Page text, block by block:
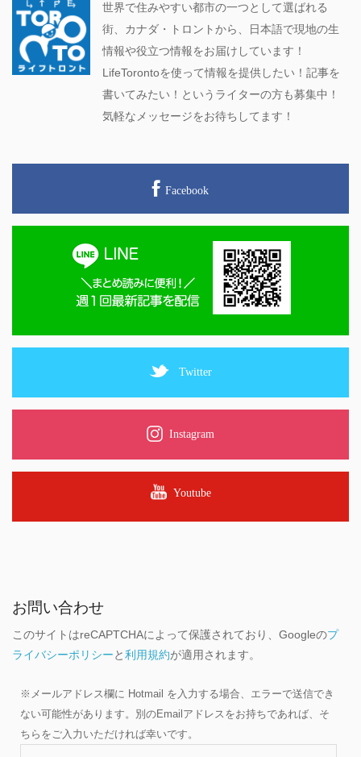
世界で住みやすい都市の一つとして選ばれる
街、カナダ・トロントから、日本語で現地の生
情報や役立つ情報をお届けしています！
LifeTorontoを使って情報を提供したい！記事を
書いてみたい！というライターの方も募集中！
気軽なメッセージをお待ちしてます！
Facebook
Twitter
Instagram
Youtube
お問い合わせ
このサイトはreCAPTCHAによって保護されており、Googleのプ
ライバシーポリシーと利用規約が適用されます。
※メールアドレス欄に Hotmail を入力する場合、エラーで送信でき
ない可能性があります。別のEmailアドレスをお持ちであれば、そ
ちらをご入力いただければ幸いです。